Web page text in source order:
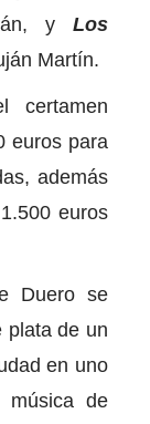
y
Los
Martín.
certamen
euros para
además
euros
Duero se
plata de un
en uno
de